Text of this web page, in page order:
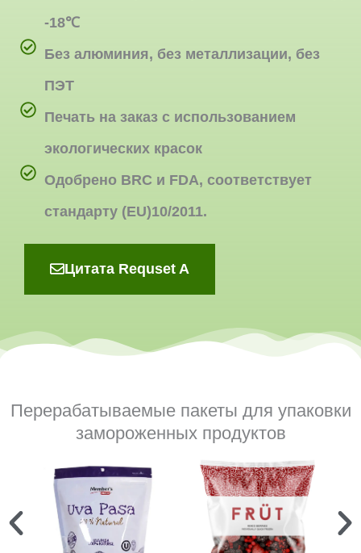
-18℃
Без алюминия, без металлизации, без
ПЭТ
Печать на заказ с использованием
экологических красок
Одобрено BRC и FDA, соответствует
стандарту (EU)10/2011.
Цитата Requset A
Перерабатываемые пакеты для упаковки
замороженных продуктов